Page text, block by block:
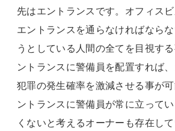
先はエントランスです。オフィス
エントランスを通らなければなら
うとしている人間の全てを目視す
ントランスに警備員を配置すれば
犯罪の発生確率を激減させる事が
ントランスに警備員が常に立って
くないと考えるオーナーも存在し